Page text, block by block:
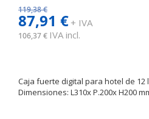
119,38 €
87,91 €+ IVA
106,37 € IVA incl.
Caja fuerte digital para hotel de 12
Dimensiones: L310x P.200x H200